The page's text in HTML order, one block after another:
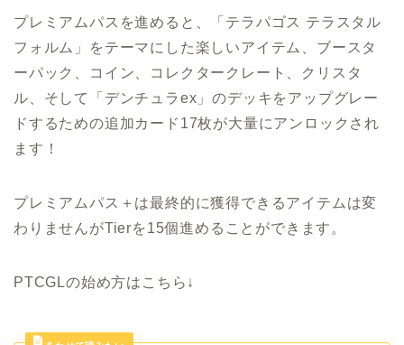
プレミアムパスを進めると、「テラパゴス テラスタル
フォルム」をテーマにした楽しいアイテム、ブースタ
ーパック、コイン、コレクタークレート、クリスタ
ル、そして「デンチュラex」のデッキをアップグレー
ドするための追加カード17枚が大量にアンロックされ
ます！
プレミアムパス＋は最終的に獲得できるアイテムは変
わりませんがTierを15個進めることができます。
PTCGLの始め方はこちら↓